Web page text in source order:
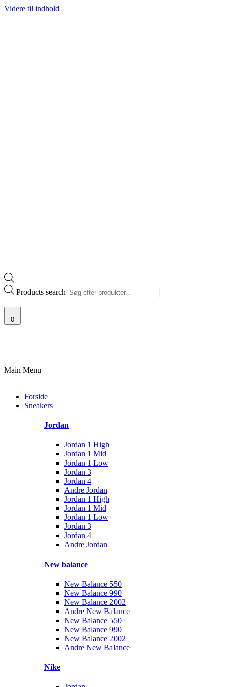
Videre til indhold
Products search
0
Main Menu
Forside
Sneakers
Jordan
Jordan 1 High
Jordan 1 Mid
Jordan 1 Low
Jordan 3
Jordan 4
Andre Jordan
Jordan 1 High
Jordan 1 Mid
Jordan 1 Low
Jordan 3
Jordan 4
Andre Jordan
New balance
New Balance 550
New Balance 990
New Balance 2002
Andre New Balance
New Balance 550
New Balance 990
New Balance 2002
Andre New Balance
Nike